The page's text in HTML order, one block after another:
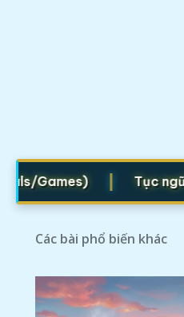
Games) | Tục ngữ
Các bài phổ biến khác